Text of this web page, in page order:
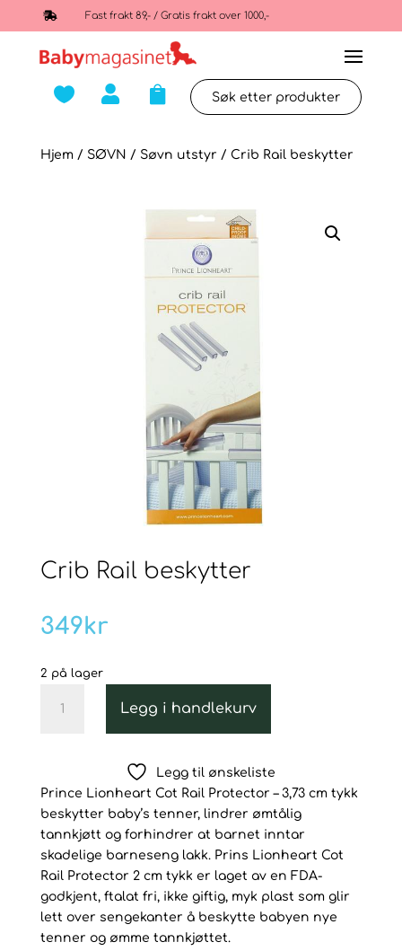
 Fast frakt 89,- / Gratis frakt over 1000,-
  
Hjem/ SØVN / Søvn utstyr / Crib Rail beskytter
Crib Rail beskytter
349kr
2 på lager
Legg i handlekurv
Legg til ønskeliste
Prince Lionheart Cot Rail Protector – 3,73 cm tykk
beskytter baby’s tenner, lindrer ømtålig
tannkjøtt og forhindrer at barnet inntar
skadelige barneseng lakk. Prins Lionheart Cot
Rail Protector 2 cm tykk er laget av en FDA-
godkjent, ftalat fri, ikke giftig, myk plast som glir
lett over sengekanter å beskytte babyen nye
tenner og ømme tannkjøttet.